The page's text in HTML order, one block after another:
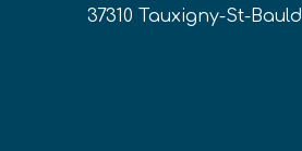
37310 Tauxigny-St-Bauld